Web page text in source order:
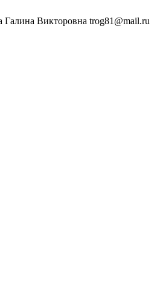
Галина Викторовна trog81@mail.ru